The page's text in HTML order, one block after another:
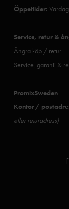
Öppettider:
Service, retur &
Ångra köp / retur
Service, garanti &
PromixSweden
Kontor /
eller returadress)